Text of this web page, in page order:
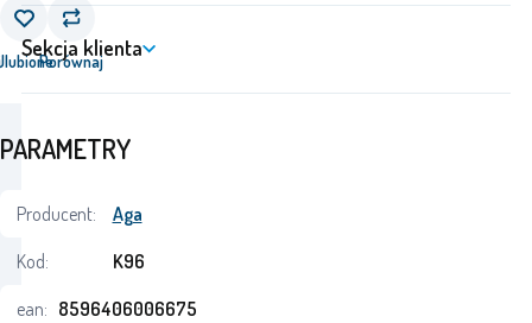
Porównaj
PARAMETRY
Producent:
Aga
Kod:
K96
ean: 8596406006675
Sekcja klienta